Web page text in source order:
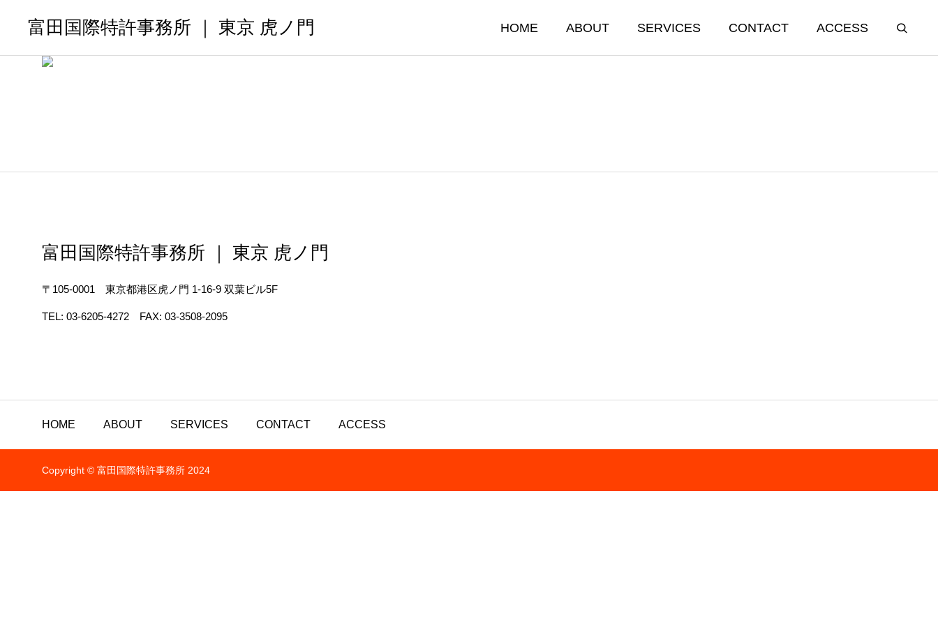
富田国際特許事務所 ｜ 東京 虎ノ門 HOME ABOUT SERVICES CONTACT ACCESS
富田国際特許事務所 ｜ 東京 虎ノ門
〒105-0001 東京都港区虎ノ門 1-16-9 双葉ビル5F
TEL: 03-6205-4272 FAX: 03-3508-2095
HOME ABOUT SERVICES CONTACT ACCESS
Copyright © 富田国際特許事務所 2024